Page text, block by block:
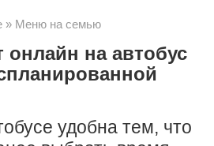
» Меню на семью
онлайн на автобус
удобна тем, что